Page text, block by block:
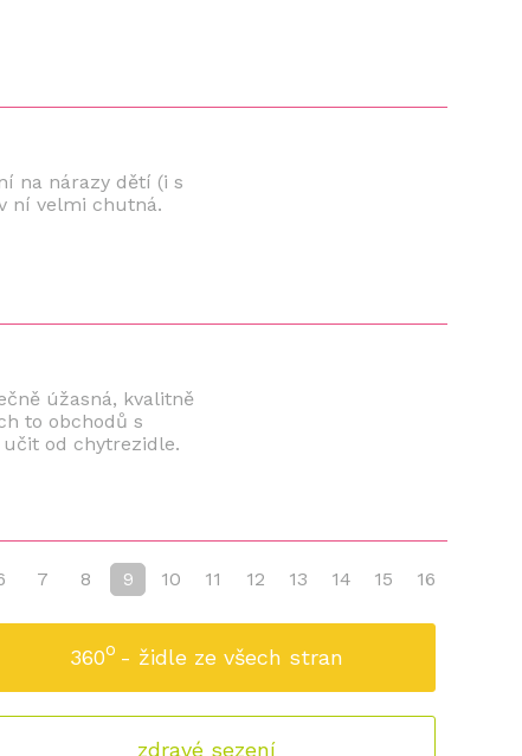
na nárazy dětí (i s
ní velmi chutná.
úžasná, kvalitně
to obchodů s
od chytrezidle.
7 8 9 10 11 12 13 14 15 16
360o
- židle ze všech stran
zdravé sezení